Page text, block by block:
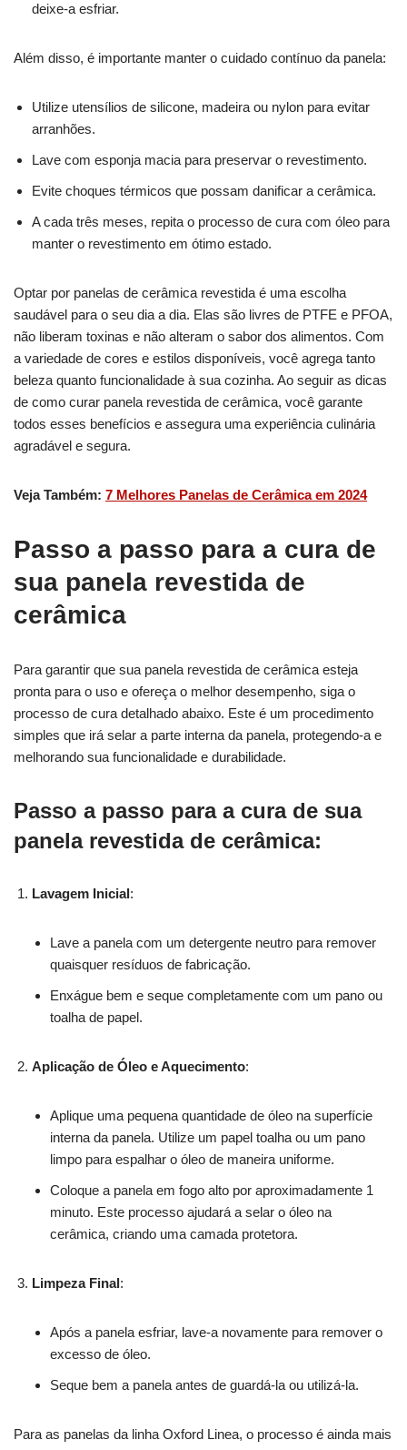
deixe-a esfriar.
Além disso, é importante manter o cuidado contínuo da panela:
Utilize utensílios de silicone, madeira ou nylon para evitar
arranhões.
Lave com esponja macia para preservar o revestimento.
Evite choques térmicos que possam danificar a cerâmica.
A cada três meses, repita o processo de cura com óleo para
manter o revestimento em ótimo estado.
Optar por panelas de cerâmica revestida é uma escolha
saudável para o seu dia a dia. Elas são livres de PTFE e PFOA,
não liberam toxinas e não alteram o sabor dos alimentos. Com
a variedade de cores e estilos disponíveis, você agrega tanto
beleza quanto funcionalidade à sua cozinha. Ao seguir as dicas
de como curar panela revestida de cerâmica, você garante
todos esses benefícios e assegura uma experiência culinária
agradável e segura.
Veja Também: 7 Melhores Panelas de Cerâmica em 2024
Passo a passo para a cura de
sua panela revestida de
cerâmica
Para garantir que sua panela revestida de cerâmica esteja
pronta para o uso e ofereça o melhor desempenho, siga o
processo de cura detalhado abaixo. Este é um procedimento
simples que irá selar a parte interna da panela, protegendo-a e
melhorando sua funcionalidade e durabilidade.
Passo a passo para a cura de sua
panela revestida de cerâmica:
Lavagem Inicial:
Lave a panela com um detergente neutro para remover
quaisquer resíduos de fabricação.
Enxágue bem e seque completamente com um pano ou
toalha de papel.
Aplicação de Óleo e Aquecimento:
Aplique uma pequena quantidade de óleo na superfície
interna da panela. Utilize um papel toalha ou um pano
limpo para espalhar o óleo de maneira uniforme.
Coloque a panela em fogo alto por aproximadamente 1
minuto. Este processo ajudará a selar o óleo na
cerâmica, criando uma camada protetora.
Limpeza Final:
Após a panela esfriar, lave-a novamente para remover o
excesso de óleo.
Seque bem a panela antes de guardá-la ou utilizá-la.
Para as panelas da linha Oxford Linea, o processo é ainda mais